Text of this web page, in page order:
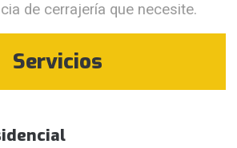
de cerrajería que necesite.
Servicios